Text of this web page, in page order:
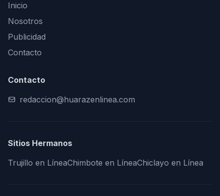
Inicio
Nosotros
Publicidad
Contacto
Contacto
redaccion@huarazenlinea.com
Sitios Hermanos
Trujillo en LíneaChimbote en LíneaChiclayo en Línea